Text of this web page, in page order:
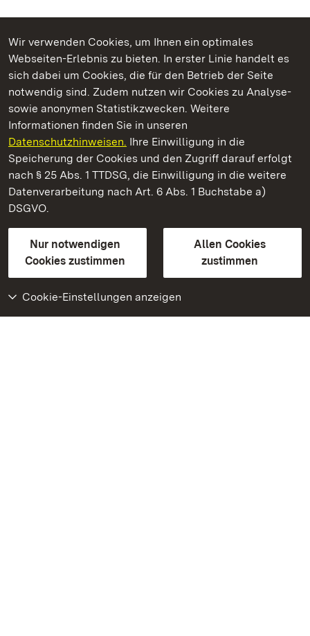
Wir verwenden Cookies, um Ihnen ein optimales
Webseiten-Erlebnis zu bieten. In erster Linie handelt es
sich dabei um Cookies, die für den Betrieb der Seite
notwendig sind. Zudem nutzen wir Cookies zu Analyse-
sowie anonymen Statistikzwecken. Weitere
Informationen finden Sie in unseren
Datenschutzhinweisen. Ihre Einwilligung in die
Speicherung der Cookies und den Zugriff darauf erfolgt
nach § 25 Abs. 1 TTDSG, die Einwilligung in die weitere
Datenverarbeitung nach Art. 6 Abs. 1 Buchstabe a)
DSGVO.
Nur notwendigen
Cookies zustimmen
Allen Cookies
zustimmen
Cookie-Einstellungen anzeigen
Kommen. Staunen. Genießen.
Staatliche Schlösser und Gärten Baden‑Württemberg
Staatliche Schlösser und Gärten Baden-Württemberg
Kontakt
GebärdenspracheLeichte Sprache
Erklärung zur Barrierefreiheit
BITV-konform (geprüfte Seiten)
Weiteres